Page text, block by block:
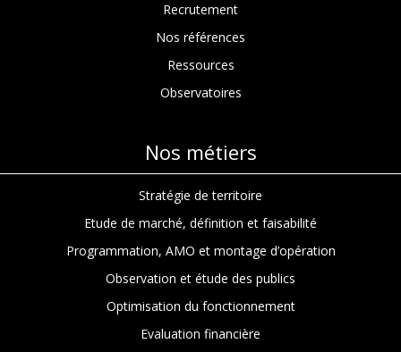
Recrutement
Nos références
Ressources
Observatoires
Nos métiers
Stratégie de territoire
Etude de marché, définition et faisabilité
Programmation, AMO et montage d’opération
Observation et étude des publics
Optimisation du fonctionnement
Evaluation financière